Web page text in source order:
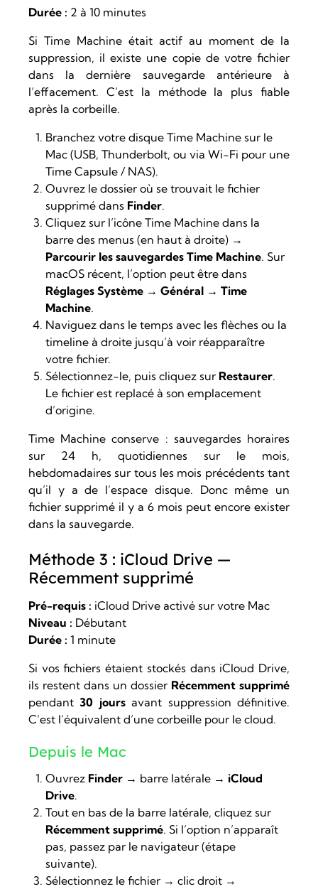
Durée : 2 à 10 minutes
Si Time Machine était actif au moment de la
suppression, il existe une copie de votre fichier
dans la dernière sauvegarde antérieure à
l’effacement. C’est la méthode la plus fiable
après la corbeille.
Branchez votre disque Time Machine sur le
Mac (USB, Thunderbolt, ou via Wi-Fi pour une
Time Capsule / NAS).
Ouvrez le dossier où se trouvait le fichier
supprimé dans Finder.
Cliquez sur l’icône Time Machine dans la
barre des menus (en haut à droite) →
Parcourir les sauvegardes Time Machine. Sur
macOS récent, l’option peut être dans
Réglages Système → Général → Time
Machine.
Naviguez dans le temps avec les flèches ou la
timeline à droite jusqu’à voir réapparaître
votre fichier.
Sélectionnez-le, puis cliquez sur Restaurer.
Le fichier est replacé à son emplacement
d’origine.
Time Machine conserve : sauvegardes horaires
sur 24 h, quotidiennes sur le mois,
hebdomadaires sur tous les mois précédents tant
qu’il y a de l’espace disque. Donc même un
fichier supprimé il y a 6 mois peut encore exister
dans la sauvegarde.
Méthode 3 : iCloud Drive —
Récemment supprimé
Pré-requis : iCloud Drive activé sur votre Mac
Niveau : Débutant
Durée : 1 minute
Si vos fichiers étaient stockés dans iCloud Drive,
ils restent dans un dossier Récemment supprimé
pendant30 joursavant suppression définitive.
C’est l’équivalent d’une corbeille pour le cloud.
Depuis le Mac
Ouvrez Finder → barre latérale → iCloud
Drive.
Tout en bas de la barre latérale, cliquez sur
Récemment supprimé. Si l’option n’apparaît
pas, passez par le navigateur (étape
suivante).
Sélectionnez le fichier → clic droit →